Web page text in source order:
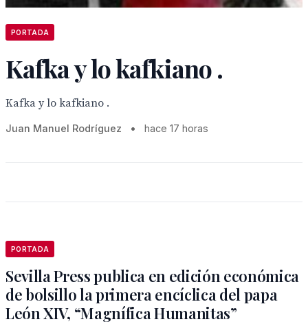
PORTADA
Kafka y lo kafkiano .
Kafka y lo kafkiano .
Juan Manuel Rodríguez • hace 17 horas
PORTADA
Sevilla Press publica en edición económica
de bolsillo la primera encíclica del papa
León XIV, “Magnífica Humanitas”